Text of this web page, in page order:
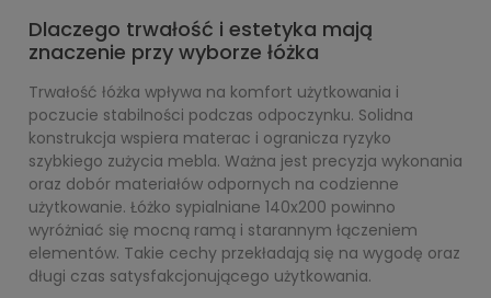
Dlaczego trwałość i estetyka mają
znaczenie przy wyborze łóżka
Trwałość łóżka wpływa na komfort użytkowania i
poczucie stabilności podczas odpoczynku. Solidna
konstrukcja wspiera materac i ogranicza ryzyko
szybkiego zużycia mebla. Ważna jest precyzja wykonania
oraz dobór materiałów odpornych na codzienne
użytkowanie. Łóżko sypialniane 140x200 powinno
wyróżniać się mocną ramą i starannym łączeniem
elementów. Takie cechy przekładają się na wygodę oraz
długi czas satysfakcjonującego użytkowania.